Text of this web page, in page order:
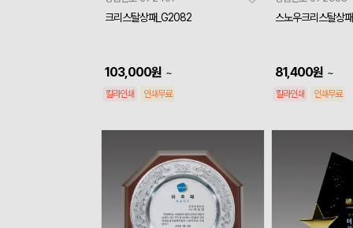
크리스탈상패_G2082
103,000원 ~
칼라인쇄 인쇄무료
스노우크리스탈상
81,400원 ~
칼라인쇄 인쇄무료